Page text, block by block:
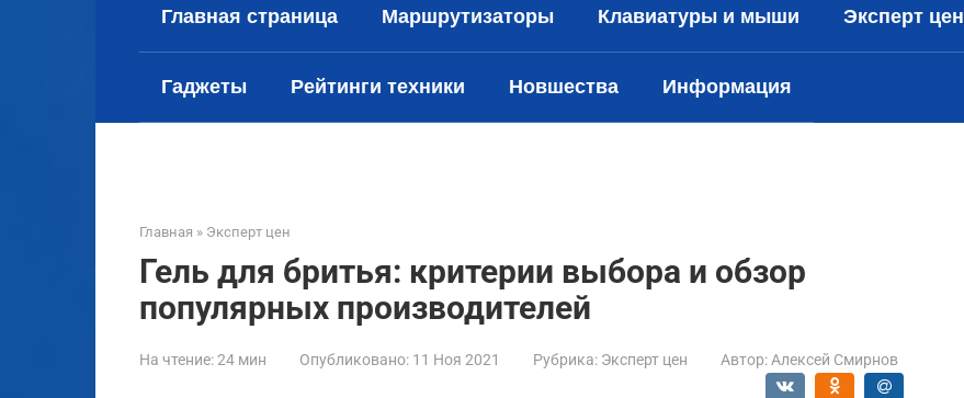
Главная страница Маршрутизаторы Клавиатуры и мыши Эксперт цен
Гаджеты Рейтинги техники Новшества Информация
Главная » Эксперт цен
Гель для бритья: критерии выбора и обзор
популярных производителей
На чтение:24 мин Опубликовано: 11 Ноя 2021 Рубрика: Эксперт цен Автор: Алексей Смирнов